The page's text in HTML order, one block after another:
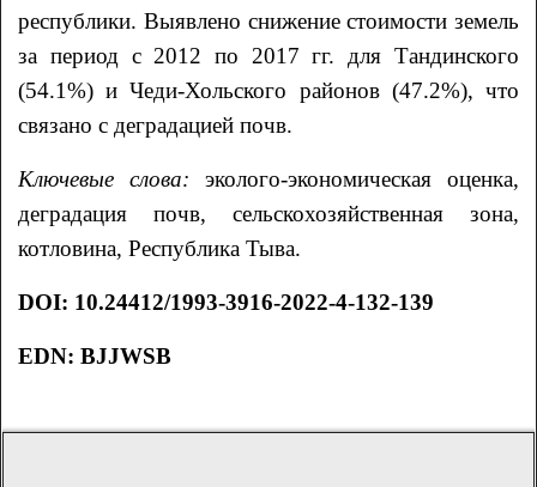
республики. Выявлено снижение стоимости земель
за период с 2012 по 2017 гг. для Тандинского
(54.1%) и Чеди-Хольского районов (47.2%), что
связано с деградацией почв.
Ключевые слова: эколого-экономическая оценка,
деградация почв, сельскохозяйственная зона,
котловина, Республика Тыва.
DOI: 10.24412/1993-3916-2022-4-132-139
EDN: BJJWSB